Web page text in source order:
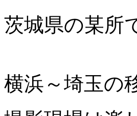
茨城県の某所
横浜～埼玉の